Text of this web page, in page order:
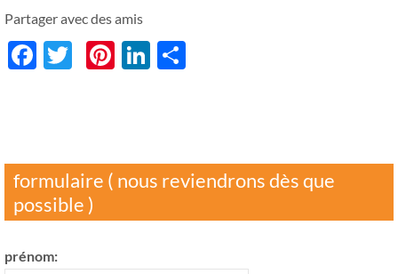
Partager avec des amis
Facebook
Twitter
Pinterest
LinkedIn
formulaire ( nous reviendrons dès que
possible )
prénom: